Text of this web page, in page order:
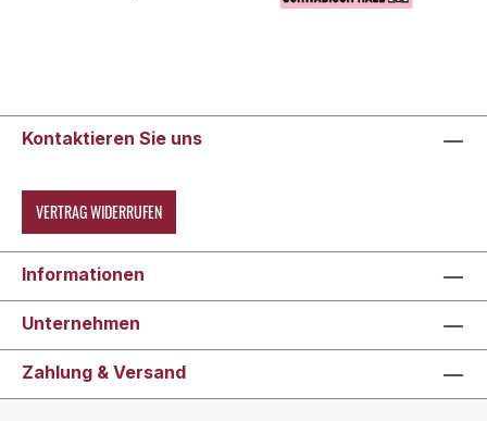
Kontaktieren Sie uns
VERTRAG WIDERRUFEN
Informationen
Unternehmen
Zahlung & Versand